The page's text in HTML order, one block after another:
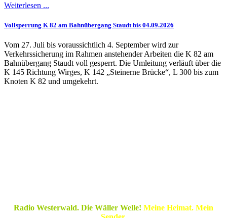
Weiterlesen ...
Vollsperrung K 82 am Bahnübergang Staudt bis 04.09.2026
Vom 27. Juli bis voraussichtlich 4. September wird zur
Verkehrssicherung im Rahmen anstehender Arbeiten die K 82 am
Bahnübergang Staudt voll gesperrt. Die Umleitung verläuft über die
K 145 Richtung Wirges, K 142 „Steinerne Brücke“, L 300 bis zum
Knoten K 82 und umgekehrt.
Radio Westerwald. Die Wäller Welle! Meine Heimat. Mein